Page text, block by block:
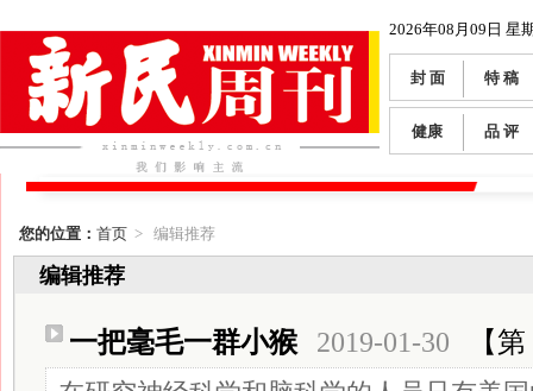
2026年08月09日 星
封 面 特 稿
健康 品 评
您的位置： 首页 > 编辑推荐
编辑推荐
一把毫毛一群小猴 2019-01-30 【